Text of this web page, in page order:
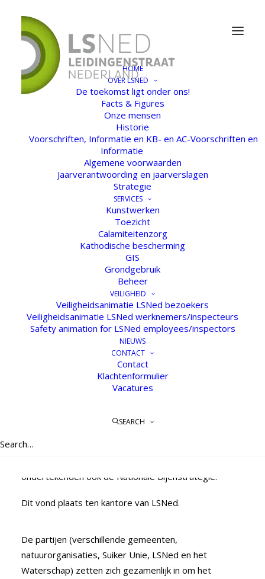
HOME
OVER LSNED
De toekomst ligt onder ons!
Facts & Figures
Onze mensen
Historie
Voorschriften, Informatie en KB- en AC-Voorschriften en
Informatie
Algemene voorwaarden
Jaarverantwoording en jaarverslagen
Strategie
SERVICES
Kunstwerken
Toezicht
Calamiteitenzorg
Kathodische bescherming
GIS
Grondgebruik
Beheer
VEILIGHEID
Veiligheidsanimatie LSNed bezoekers
Veiligheidsanimatie LSNed werknemers/inspecteurs
Safety animation for LSNed employees/inspectors
NIEUWS
CONTACT
Contact
Klachtenformulier
Vacatures
SEARCH
LSNed ondertekent
bijenconvenant
december 2018 het convenant van het Bijenlandschap
ondertekenden ook de Nationale Bijenstrategie.
Dit vond plaats ten kantore van LSNed.
De partijen (verschillende gemeenten,
natuurorganisaties, Suiker Unie, LSNed en het
Waterschap) zetten zich gezamenlijk in om het